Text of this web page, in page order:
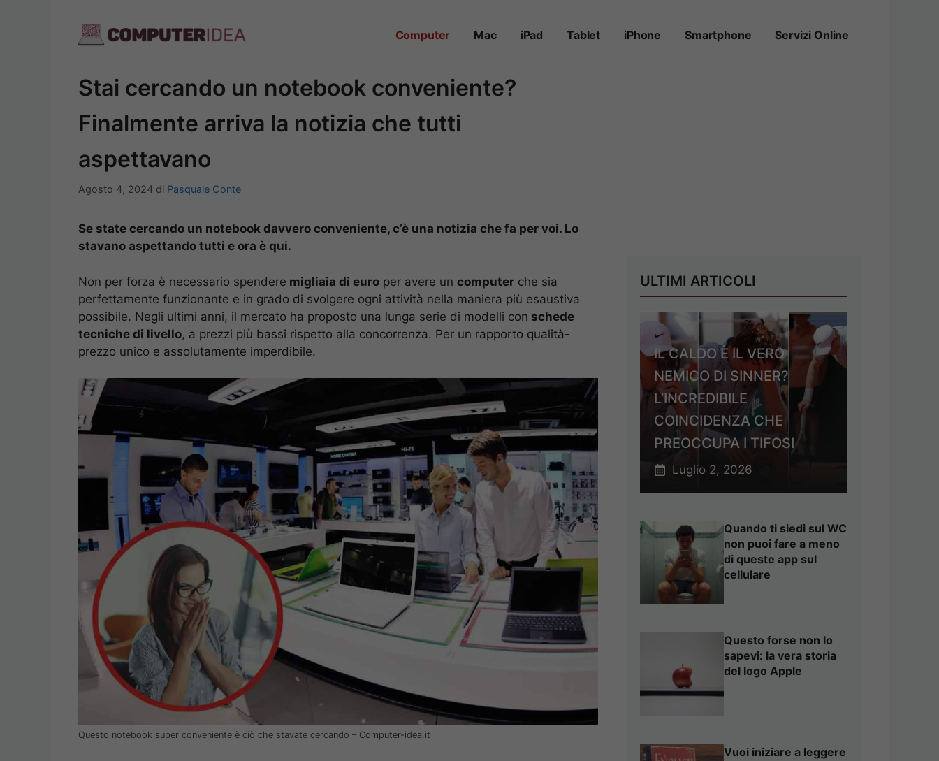
Computer Mac iPad Tablet iPhone Smartphone Servizi Online
Stai cercando un notebook conveniente?
Finalmente arriva la notizia che tutti
aspettavano
Agosto 4, 2024 di Pasquale Conte
Se state cercando un notebook davvero conveniente, c’è una notizia che fa per voi. Lo
stavano aspettando tutti e ora è qui.
Non per forza è necessario spendere migliaia di euro per avere un computer che sia
perfettamente funzionante e in grado di svolgere ogni attività nella maniera più esaustiva
possibile. Negli ultimi anni, il mercato ha proposto una lunga serie di modelli con schede
tecniche di livello, a prezzi più bassi rispetto alla concorrenza. Per un rapporto qualità-
prezzo unico e assolutamente imperdibile.
Questo notebook super conveniente è ciò che stavate cercando – Computer-idea.it
ULTIMI ARTICOLI
IL CALDO È IL VERO
NEMICO DI SINNER?
L’INCREDIBILE
COINCIDENZA CHE
PREOCCUPA I TIFOSI
Luglio 2, 2026
Quando ti siedi sul WC
non puoi fare a meno
di queste app sul
cellulare
Questo forse non lo
sapevi: la vera storia
del logo Apple
Vuoi iniziare a leggere